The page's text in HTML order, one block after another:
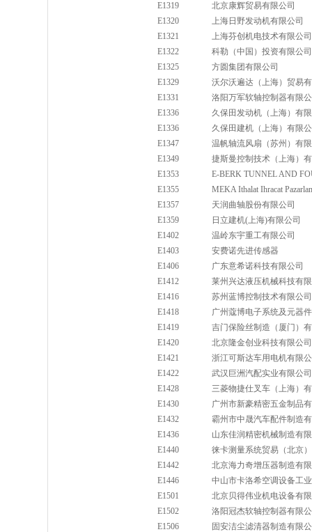
E1319
北京康辉贸易有限公司
E1320
上海日野发动机有限公司
E1321
上海芬创机电技术有限公司
E1322
科勒（中国）投资有限公司
E1325
方圆集团有限公司
E1329
沃尔沃遍达（上海）贸易
E1331
洛阳万军软轴控制器有限
E1336
久保田发动机（上海）有
E1336
久保田建机（上海）有限
E1347
温帆轴流风扇（苏州）有
E1349
捷斯曼控制技术（上海）
E1353
E-BERK TUNNEL AND
E1355
MEKA Ithalat Ihracat
E1357
天润曲轴股份有限公司
E1359
日立建机(上海)有限公司
E1402
温岭东宇重工有限公司
E1403
安费诺先进传感器
E1406
广东意希诺科技有限公司
E1412
莱州兴达液压机械科技有
E1416
苏州蓝博控制技术有限公司
E1418
广州蔻博电子系统及元器
E1419
吉门保险丝制造（厦门）
E1420
北京隆金创业科技有限公司
E1421
浙江可斯达车用电机有限
E1422
武汉巨洲汽配实业有限公司
E1428
三菱物捷仕叉车（上海）
E1430
广州市新豪精密五金制品
E1432
霸州市中晟汽车配件制造
E1436
山东佳润精密机械制造有
E1440
徕卡测量系统贸易（北京
E1442
北京海力奇增压器制造有
E1446
中山市卡洛希空调设备工
E1501
北京贝得伟业机电设备有
E1502
洛阳冠杰软轴控制器有限
E1506
固安洁尘滤清器制造有限